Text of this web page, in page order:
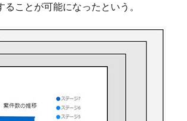
ことが可能になったという。